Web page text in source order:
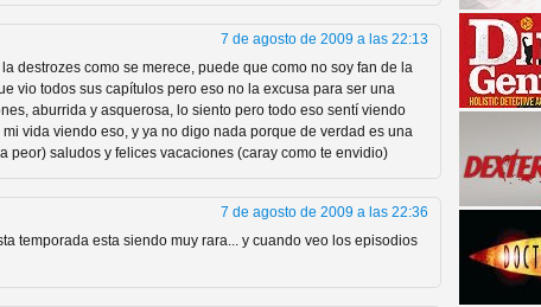
descubrir la "verdad"7 de agosto de 2009 a las 22:13
destrozes como se merece, puede que como no soy fan de la
vio todos sus capítulos pero eso no la excusa para ser una
aburrida y asquerosa, lo siento pero todo eso sentí viendo
vida viendo eso, y ya no digo nada porque de verdad es una
peor) saludos y felices vacaciones (caray como te envidio)
7 de agosto de 2009 a las 22:36
temporada esta siendo muy rara... y cuando veo los episodios